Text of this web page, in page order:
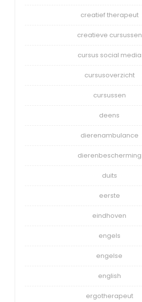
creatief therapeut
creatieve cursussen
cursus social media
cursusoverzicht
cursussen
deens
dierenambulance
dierenbescherming
duits
eerste
eindhoven
engels
engelse
english
ergotherapeut